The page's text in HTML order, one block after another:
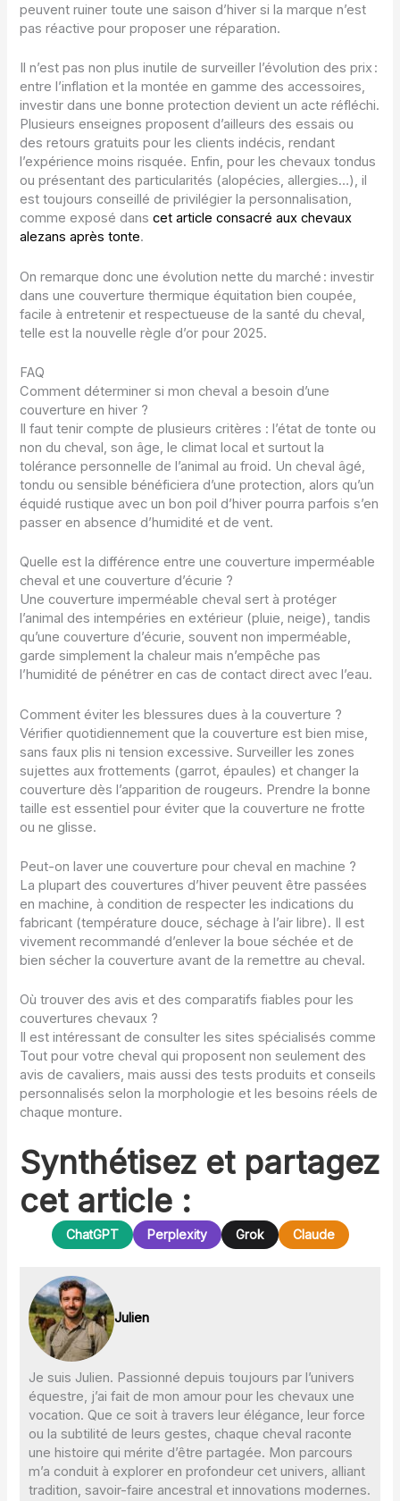
peuvent ruiner toute une saison d’hiver si la marque n’est
pas réactive pour proposer une réparation.
Il n’est pas non plus inutile de surveiller l’évolution des prix :
entre l’inflation et la montée en gamme des accessoires,
investir dans une bonne protection devient un acte réfléchi.
Plusieurs enseignes proposent d’ailleurs des essais ou
des retours gratuits pour les clients indécis, rendant
l’expérience moins risquée. Enfin, pour les chevaux tondus
ou présentant des particularités (alopécies, allergies…), il
est toujours conseillé de privilégier la personnalisation,
comme exposé danscet article consacré aux chevaux
alezans après tonte.
On remarque donc une évolution nette du marché : investir
dans une couverture thermique équitation bien coupée,
facile à entretenir et respectueuse de la santé du cheval,
telle est la nouvelle règle d’or pour 2025.
FAQ
Comment déterminer si mon cheval a besoin d’une
couverture en hiver ?
Il faut tenir compte de plusieurs critères : l’état de tonte ou
non du cheval, son âge, le climat local et surtout la
tolérance personnelle de l’animal au froid. Un cheval âgé,
tondu ou sensible bénéficiera d’une protection, alors qu’un
équidé rustique avec un bon poil d’hiver pourra parfois s’en
passer en absence d’humidité et de vent.
Quelle est la différence entre une couverture imperméable
cheval et une couverture d’écurie ?
Une couverture imperméable cheval sert à protéger
l’animal des intempéries en extérieur (pluie, neige), tandis
qu’une couverture d’écurie, souvent non imperméable,
garde simplement la chaleur mais n’empêche pas
l’humidité de pénétrer en cas de contact direct avec l’eau.
Comment éviter les blessures dues à la couverture ?
Vérifier quotidiennement que la couverture est bien mise,
sans faux plis ni tension excessive. Surveiller les zones
sujettes aux frottements (garrot, épaules) et changer la
couverture dès l’apparition de rougeurs. Prendre la bonne
taille est essentiel pour éviter que la couverture ne frotte
ou ne glisse.
Peut-on laver une couverture pour cheval en machine ?
La plupart des couvertures d’hiver peuvent être passées
en machine, à condition de respecter les indications du
fabricant (température douce, séchage à l’air libre). Il est
vivement recommandé d’enlever la boue séchée et de
bien sécher la couverture avant de la remettre au cheval.
Où trouver des avis et des comparatifs fiables pour les
couvertures chevaux ?
Il est intéressant de consulter les sites spécialisés comme
Tout pour votre cheval qui proposent non seulement des
avis de cavaliers, mais aussi des tests produits et conseils
personnalisés selon la morphologie et les besoins réels de
chaque monture.
Synthétisez et partagez
cet article :
ChatGPT Perplexity Grok Claude
Julien
Je suis Julien. Passionné depuis toujours par l’univers
équestre, j’ai fait de mon amour pour les chevaux une
vocation. Que ce soit à travers leur élégance, leur force
ou la subtilité de leurs gestes, chaque cheval raconte
une histoire qui mérite d’être partagée. Mon parcours
m’a conduit à explorer en profondeur cet univers, alliant
tradition, savoir-faire ancestral et innovations modernes.